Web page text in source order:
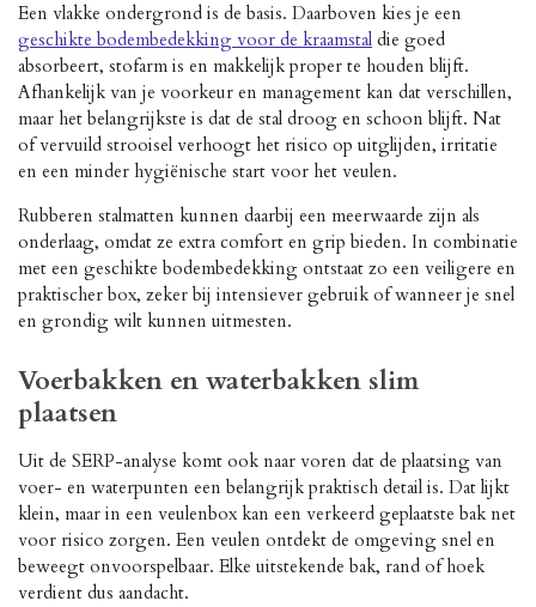
Een vlakke ondergrond is de basis. Daarboven kies je een
geschikte bodembedekking voor de kraamstal die goed
absorbeert, stofarm is en makkelijk proper te houden blijft.
Afhankelijk van je voorkeur en management kan dat verschillen,
maar het belangrijkste is dat de stal droog en schoon blijft. Nat
of vervuild strooisel verhoogt het risico op uitglijden, irritatie
en een minder hygiënische start voor het veulen.
Rubberen stalmatten kunnen daarbij een meerwaarde zijn als
onderlaag, omdat ze extra comfort en grip bieden. In combinatie
met een geschikte bodembedekking ontstaat zo een veiligere en
praktischer box, zeker bij intensiever gebruik of wanneer je snel
en grondig wilt kunnen uitmesten.
Voerbakken en waterbakken slim
plaatsen
Uit de SERP-analyse komt ook naar voren dat de plaatsing van
voer- en waterpunten een belangrijk praktisch detail is. Dat lijkt
klein, maar in een veulenbox kan een verkeerd geplaatste bak net
voor risico zorgen. Een veulen ontdekt de omgeving snel en
beweegt onvoorspelbaar. Elke uitstekende bak, rand of hoek
verdient dus aandacht.